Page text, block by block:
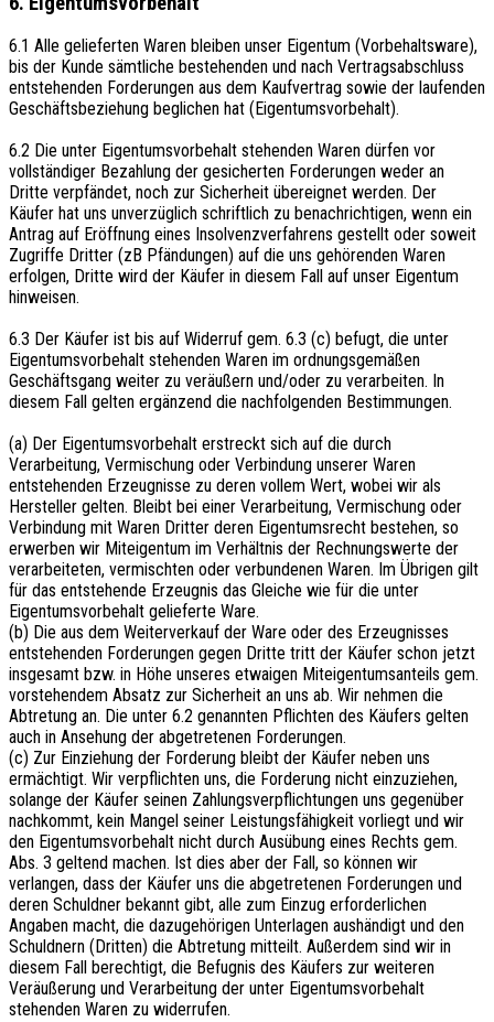
6.1 Alle gelieferten Waren bleiben unser Eigentum (Vorbehaltsware),
bis der Kunde sämtliche bestehenden und nach Vertragsabschluss
entstehenden Forderungen aus dem Kaufvertrag sowie der laufenden
Geschäftsbeziehung beglichen hat (Eigentumsvorbehalt).
6.2 Die unter Eigentumsvorbehalt stehenden Waren dürfen vor
vollständiger Bezahlung der gesicherten Forderungen weder an
Dritte verpfändet, noch zur Sicherheit übereignet werden. Der
Käufer hat uns unverzüglich schriftlich zu benachrichtigen, wenn ein
Antrag auf Eröffnung eines Insolvenzverfahrens gestellt oder soweit
Zugriffe Dritter (zB Pfändungen) auf die uns gehörenden Waren
erfolgen, Dritte wird der Käufer in diesem Fall auf unser Eigentum
hinweisen.
6.3 Der Käufer ist bis auf Widerruf gem. 6.3 (c) befugt, die unter
Eigentumsvorbehalt stehenden Waren im ordnungsgemäßen
Geschäftsgang weiter zu veräußern und/oder zu verarbeiten. In
diesem Fall gelten ergänzend die nachfolgenden Bestimmungen.
(a) Der Eigentumsvorbehalt erstreckt sich auf die durch
Verarbeitung, Vermischung oder Verbindung unserer Waren
entstehenden Erzeugnisse zu deren vollem Wert, wobei wir als
Hersteller gelten. Bleibt bei einer Verarbeitung, Vermischung oder
Verbindung mit Waren Dritter deren Eigentumsrecht bestehen, so
erwerben wir Miteigentum im Verhältnis der Rechnungswerte der
verarbeiteten, vermischten oder verbundenen Waren. Im Übrigen gilt
für das entstehende Erzeugnis das Gleiche wie für die unter
Eigentumsvorbehalt gelieferte Ware.
(b) Die aus dem Weiterverkauf der Ware oder des Erzeugnisses
entstehenden Forderungen gegen Dritte tritt der Käufer schon jetzt
insgesamt bzw. in Höhe unseres etwaigen Miteigentumsanteils gem.
vorstehendem Absatz zur Sicherheit an uns ab. Wir nehmen die
Abtretung an. Die unter 6.2 genannten Pflichten des Käufers gelten
auch in Ansehung der abgetretenen Forderungen.
(c) Zur Einziehung der Forderung bleibt der Käufer neben uns
ermächtigt. Wir verpflichten uns, die Forderung nicht einzuziehen,
solange der Käufer seinen Zahlungsverpflichtungen uns gegenüber
nachkommt, kein Mangel seiner Leistungsfähigkeit vorliegt und wir
den Eigentumsvorbehalt nicht durch Ausübung eines Rechts gem.
Abs. 3 geltend machen. Ist dies aber der Fall, so können wir
verlangen, dass der Käufer uns die abgetretenen Forderungen und
deren Schuldner bekannt gibt, alle zum Einzug erforderlichen
Angaben macht, die dazugehörigen Unterlagen aushändigt und den
Schuldnern (Dritten) die Abtretung mitteilt. Außerdem sind wir in
diesem Fall berechtigt, die Befugnis des Käufers zur weiteren
Veräußerung und Verarbeitung der unter Eigentumsvorbehalt
stehenden Waren zu widerrufen.